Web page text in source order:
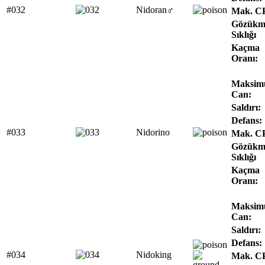
#032 Nidoran♂
Mak.
Sıklığı
Kaçma
Oranı:
#033 Nidorino
Can:
Saldırı:
Defans:
Mak.
Sıklığı
Kaçma
Oranı:
#034 Nidoking
Can:
Saldırı:
Defans:
Mak.